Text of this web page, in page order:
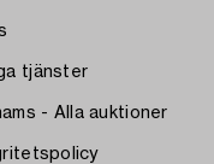
tjänster
- Alla auktioner